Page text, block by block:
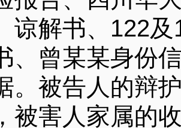
谅解书、122
、曾某某身份
。被告人的辩
被害人家属的